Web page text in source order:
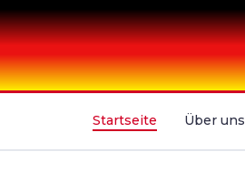
Startseite Über uns